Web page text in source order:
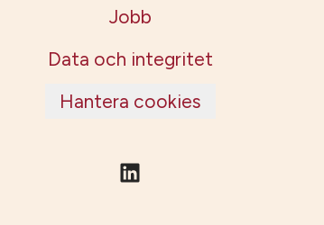
Jobb
Data och integritet
Hantera cookies